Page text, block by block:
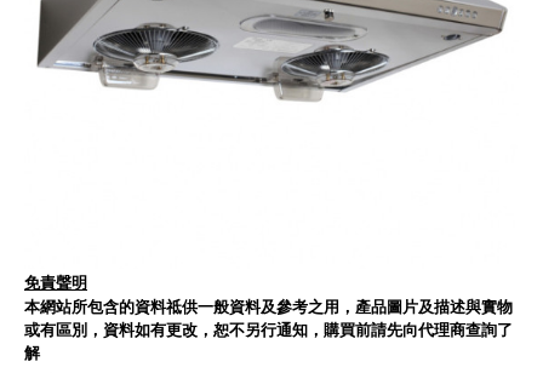
免責聲明
本網站所包含的資料祗供一般資料及參考之用，產品圖片及描述與實物
或有區別，資料如有更改，恕不另行通知，購買前請先向代理商查詢了
解